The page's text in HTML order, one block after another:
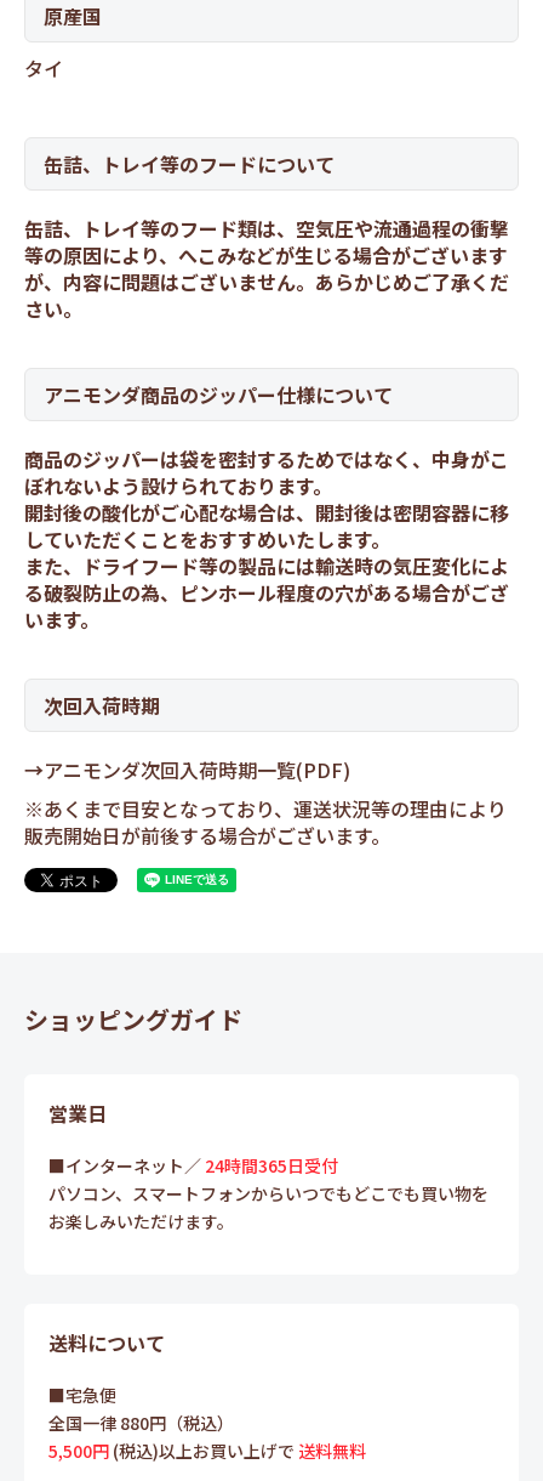
原産国
タイ
缶詰、トレイ等のフードについて
缶詰、トレイ等のフード類は、空気圧や流通過程の衝撃
等の原因により、へこみなどが生じる場合がございます
が、内容に問題はございません。あらかじめご了承くだ
さい。
アニモンダ商品のジッパー仕様について
商品のジッパーは袋を密封するためではなく、中身がこ
ぼれないよう設けられております。
開封後の酸化がご心配な場合は、開封後は密閉容器に移
していただくことをおすすめいたします。
また、ドライフード等の製品には輸送時の気圧変化によ
る破裂防止の為、ピンホール程度の穴がある場合がござ
います。
次回入荷時期
→アニモンダ次回入荷時期一覧(PDF)
※あくまで目安となっており、運送状況等の理由により
販売開始日が前後する場合がございます。
ショッピングガイド
営業日
■インターネット／ 24時間365日受付
パソコン、スマートフォンからいつでもどこでも買い物を
お楽しみいただけます。
送料について
■宅急便
全国一律 880円（税込）
5,500円 (税込)以上お買い上げで 送料無料